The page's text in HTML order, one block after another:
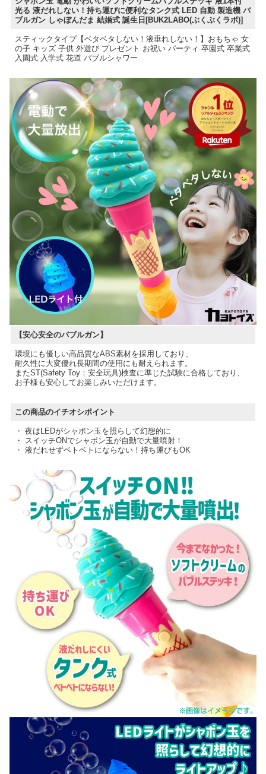
光る 液だれしない！持ち運びに便利なタンク式 LED 自動 製造機 バ
ブルガン しゃぼんだま 結婚式 誕生日[BUK2LABO(ぶくぶくラボ)]
スティックタイプ【ベタベタしない！液垂れしない！】おもちゃ 女
の子 キッズ 子供 外遊び プレゼント お祝い パーティ 卒園式 卒業式
入園式 入学式 花道 バブルシャワー
【安心安全のバブルガン】
環境にも優しい高品質なABS素材を採用しており、
耐久性に大変優れ長期間の使用にも耐えられます。
またST(Safety Toy：安全玩具)検査に準じた試験に合格しており、
お子様も安心してお楽しみいただけます。
この商品のイチオシポイント
・ 夜はLEDがシャボン玉を照らして幻想的に
・ スイッチONでシャボン玉が自動で大量噴射！
・ 液だれせずベトベトにならない！持ち運びもOK